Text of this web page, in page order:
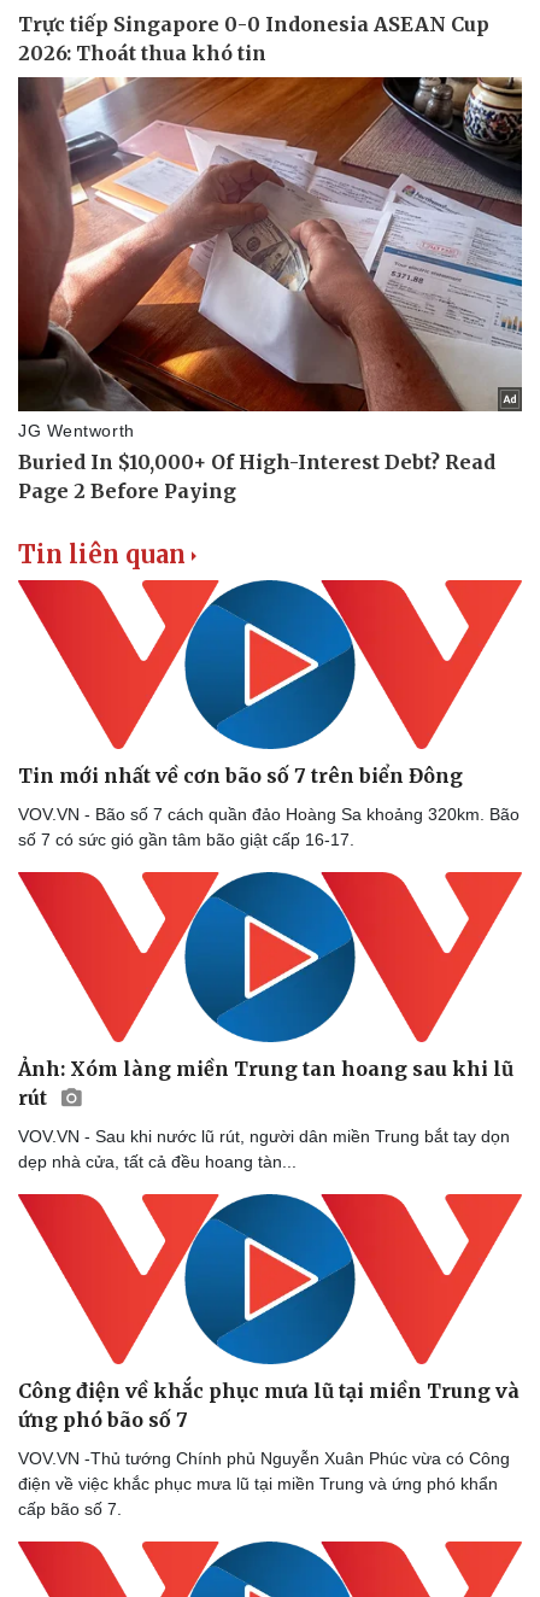
Doanh nghiệp
Thông tin doanh nghiệp
Vì cộng đồng
Công nghệ
Sành điệu
Chuyển đổi số
Tin liên quan
Tin mới nhất về cơn bão số 7 trên biển Đông
VOV.VN - Bão số 7 cách quần đảo Hoàng Sa khoảng 320km. Bão
số 7 có sức gió gần tâm bão giật cấp 16-17.
Ảnh: Xóm làng miền Trung tan hoang sau khi lũ
rút
VOV.VN - Sau khi nước lũ rút, người dân miền Trung bắt tay dọn
dẹp nhà cửa, tất cả đều hoang tàn...
Công điện về khắc phục mưa lũ tại miền Trung và
ứng phó bão số 7
VOV.VN -Thủ tướng Chính phủ Nguyễn Xuân Phúc vừa có Công
điện về việc khắc phục mưa lũ tại miền Trung và ứng phó khẩn
cấp bão số 7.